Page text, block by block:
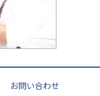
本県
学受験の羅
お問い合わせ